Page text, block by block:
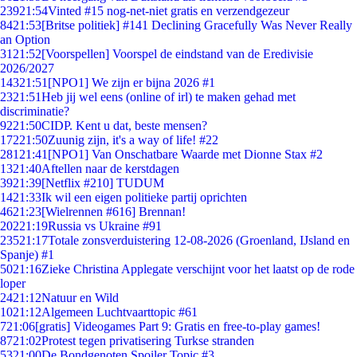
23921:54Vinted #15 nog-net-niet gratis en verzendgezeur
8421:53[Britse politiek] #141 Declining Gracefully Was Never Really
an Option
31 21:52[Voorspellen] Voorspel de eindstand van de Eredivisie
2026/2027
14321:51 [NPO1] We zijn er bijna 2026 #1
2321:51Heb jij wel eens (online of irl) te maken gehad met
discriminatie?
9221:50CIDP. Kent u dat, beste mensen?
17221:50Zuunig zijn, it's a way of life! #22
281 21:41 [NPO1] Van Onschatbare Waarde met Dionne Stax #2
1321:40Aftellen naar de kerstdagen
3921:39[Netflix #210] TUDUM
1421:33Ik wil een eigen politieke partij oprichten
4621:23[Wielrennen #616] Brennan!
20221:19Russia vs Ukraine #91
23521:17Totale zonsverduistering 12-08-2026 (Groenland, IJsland en
Spanje) #1
5021:16Zieke Christina Applegate verschijnt voor het laatst op de rode
loper
2421:12Natuur en Wild
1021:12Algemeen Luchtvaarttopic #61
721:06[gratis] Videogames Part 9: Gratis en free-to-play games!
8721:02Protest tegen privatisering Turkse stranden